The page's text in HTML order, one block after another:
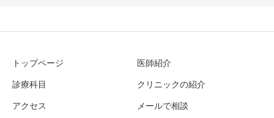
トップページ 医師紹介
診療科目 クリニックの紹介
アクセス メールで相談